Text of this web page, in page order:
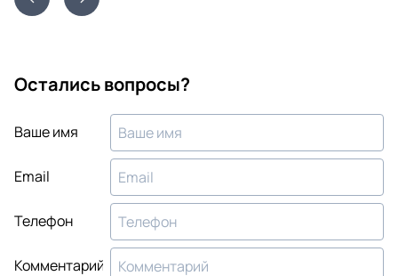
Остались вопросы?
Ваше имя
Email
Телефон
Комментарий